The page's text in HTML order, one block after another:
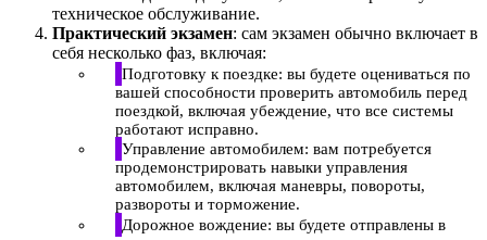
техническое обслуживание.
Практический экзамен: сам экзамен обычно включает в
себя несколько фаз, включая:
Подготовку к поездке: вы будете оцениваться по
вашей способности проверить автомобиль перед
поездкой, включая убеждение, что все системы
работают исправно.
Управление автомобилем: вам потребуется
продемонстрировать навыки управления
автомобилем, включая маневры, повороты,
развороты и торможение.
Дорожное вождение: вы будете отправлены в